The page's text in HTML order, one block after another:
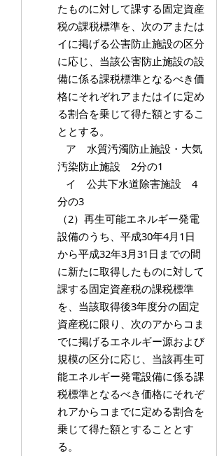
たものに対して課する固定資産
税の課税標準を、次のアまたは
イに掲げる公害防止施設の区分
に応じ、当該公害防止施設の設
備に係る課税標準となるべき価
格にそれぞれアまたはイに定め
る割合を乗じて得た額とするこ
ととする。
ア 水質汚濁防止施設・大気
汚染防止施設 2分の1
イ 公共下水道除害施設 4
分の3
（2）再生可能エネルギー発電
設備のうち、平成30年4月1日
から平成32年3月31日までの間
に新たに取得したものに対して
課する固定資産税の課税標準
を、当該取得後3年度分の固定
資産税に限り、次のアからコま
でに掲げるエネルギー源および
規模の区分に応じ、当該再生可
能エネルギー発電設備に係る課
税標準となるべき価格にそれぞ
れアからコまでに定める割合を
乗じて得た額とすることとす
る。